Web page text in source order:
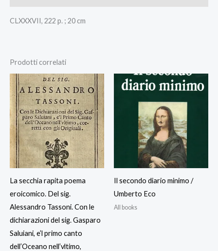
CLXXXVII, 222 p. ; 20 cm
Prodotti correlati
La secchia rapita poema
eroicomico. Del sig.
Alessandro Tassoni. Con le
dichiarazioni del sig. Gasparo
Saluiani, e’l primo canto
dell’Oceano nell’vltimo,
Il secondo diario minimo /
Umberto Eco
All books